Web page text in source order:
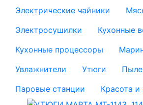
Электрические чайники
Электросушилки
Кухонные
Кухонные процессоры
Увлажнители
Утюги
Паровые станции
Красота и